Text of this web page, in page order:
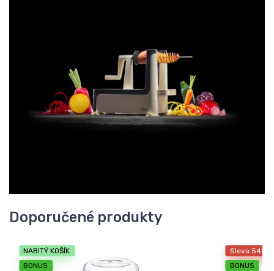
Doporučené produkty
NABITÝ KOŠÍK
BONUS
Sleva 546
BONUS